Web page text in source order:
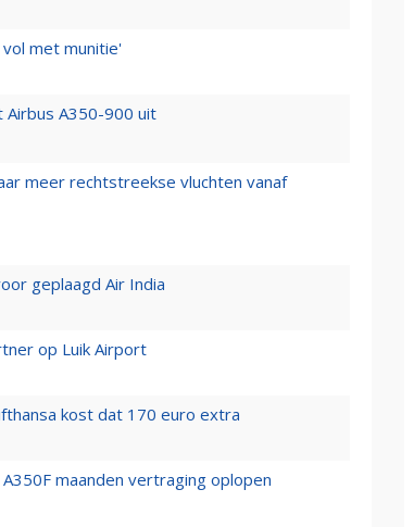
met munitie'
A350-900 uit
meer rechtstreekse vluchten vanaf
geplaagd Air India
op Luik Airport
kost dat 170 euro extra
maanden vertraging oplopen